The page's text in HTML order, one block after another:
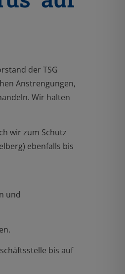
der TSG
Anstrengungen,
Wir halten
wir zum Schutz
ebenfalls bis
und
bis auf